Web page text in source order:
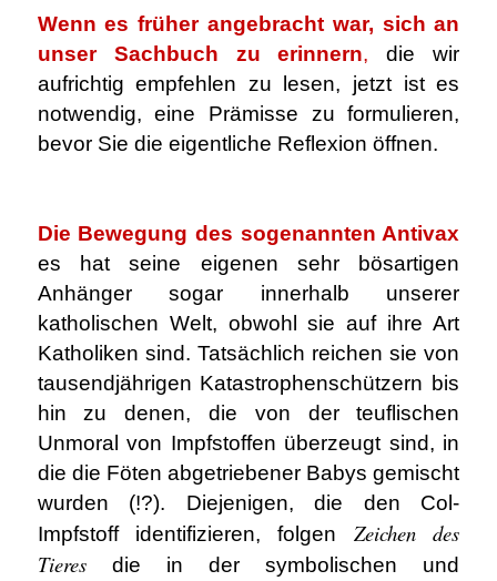
Wenn es früher angebracht war, sich an
unser Sachbuch zu erinnern, die wir
aufrichtig empfehlen zu lesen, jetzt ist es
notwendig, eine Prämisse zu formulieren,
bevor Sie die eigentliche Reflexion öffnen.
Die Bewegung des sogenannten Antivax
es hat seine eigenen sehr bösartigen
Anhänger sogar innerhalb unserer
katholischen Welt, obwohl sie auf ihre Art
Katholiken sind. Tatsächlich reichen sie von
tausendjährigen Katastrophenschützern bis
hin zu denen, die von der teuflischen
Unmoral von Impfstoffen überzeugt sind, in
die die Föten abgetriebener Babys gemischt
wurden (!?). Diejenigen, die den Col-
Impfstoff identifizieren, folgen Zeichen des
Tieresdie in der symbolischen und